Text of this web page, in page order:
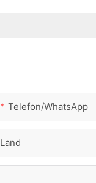
Telefon/WhatsApp
Land